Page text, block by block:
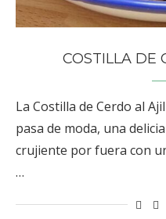
COSTILLA DE
La Costilla de Cerdo al
pasa de moda, una
crujiente por fuera con
…